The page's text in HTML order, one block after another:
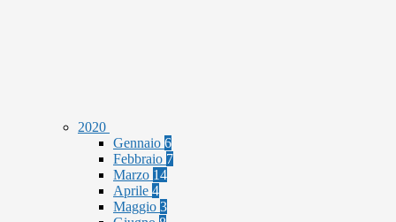
2020
Gennaio 6
Febbraio 7
Marzo 14
Aprile 4
Maggio 3